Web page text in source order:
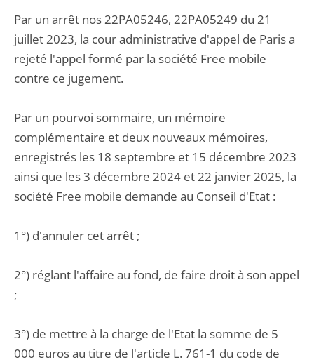
Par un arrêt nos 22PA05246, 22PA05249 du 21
juillet 2023, la cour administrative d'appel de Paris a
rejeté l'appel formé par la société Free mobile
contre ce jugement.
Par un pourvoi sommaire, un mémoire
complémentaire et deux nouveaux mémoires,
enregistrés les 18 septembre et 15 décembre 2023
ainsi que les 3 décembre 2024 et 22 janvier 2025, la
société Free mobile demande au Conseil d'Etat :
1°) d'annuler cet arrêt ;
2°) réglant l'affaire au fond, de faire droit à son appel
;
3°) de mettre à la charge de l'Etat la somme de 5
000 euros au titre de l'article L. 761-1 du code de